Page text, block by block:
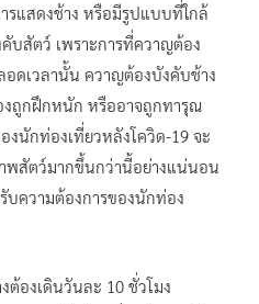
รแสดงช้าง หรือมีรูปแบบที่ใกล้
บสัตว์ เพราะการที่ควาญต้อง
ดเวลานั้น ควาญต้องบังคับช้าง
งถูกฝึกหนัก หรืออาจถูกทารุณ
งนักท่องเที่ยวหลังโควิด-19 จะ
พสัตว์มากขึ้นกว่านี้อย่างแน่นอน
บความต้องการของนักท่อง
ต้องเดินวันละ 10 ชั่วโมง